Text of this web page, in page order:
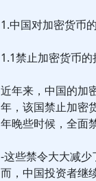
1.中国对加密货币
1.1禁止加密货币的
近年来，中国的加
年，该国禁止加密
年晚些时候，全面
-这些禁令大大减
而，中国投资者继